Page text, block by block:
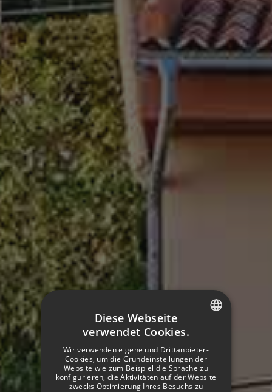
SPANISH
ITALIAN
FRENCH
Diese Webseite
verwendet Cookies.
Wir verwenden eigene und Drittanbieter-
Cookies, um die Grundeinstellungen der
Website wie zum Beispiel die Sprache zu
konfigurieren, die Aktivitäten auf der Website
zwecks Optimierung Ihres Besuchs zu